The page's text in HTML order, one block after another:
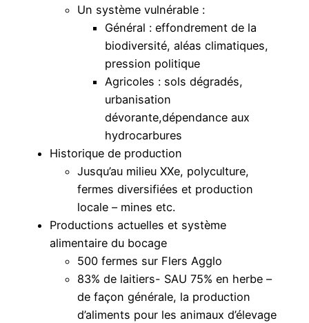
Un système vulnérable :
Général : effondrement de la
biodiversité, aléas climatiques,
pression politique
Agricoles : sols dégradés,
urbanisation
dévorante,dépendance aux
hydrocarbures
Historique de production
Jusqu’au milieu XXe, polyculture,
fermes diversifiées et production
locale – mines etc.
Productions actuelles et système
alimentaire du bocage
500 fermes sur Flers Agglo
83% de laitiers- SAU 75% en herbe –
de façon générale, la production
d’aliments pour les animaux d’élevage